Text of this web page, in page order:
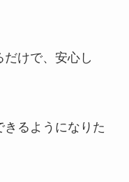
けで、安心し
るようになりた